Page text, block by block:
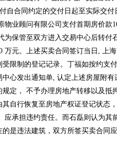
自合同约定的交付日起至实际交
业顾问有限公司支付首期房价款
为保管至双方进入交易中心后转付
万元。上述买卖合同签订当日, 上
限制的登记记录。丁福如按约支
心发出通知单, 认定上述房屋附
定， 不予办理房地产转移以及
自行恢复至房地产权证登记状态
应承担违约责任。而石磊则认为其
是违法建筑，双方所签买卖合同